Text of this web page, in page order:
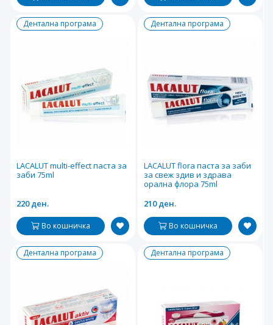
Дентална програма
LACALUT multi-effect паста за
заби 75ml
220 ден.
Во кошничка
Дентална програма
LACALUT flora паста за заби
за свеж здив и здрава
орална флора 75ml
210 ден.
Во кошничка
Дентална програма Дентална програма